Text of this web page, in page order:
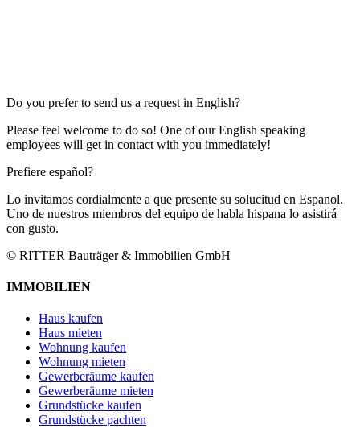
Do you prefer to send us a request in English?
Please feel welcome to do so! One of our English speaking
employees will get in contact with you immediately!
Prefiere español?
Lo invitamos cordialmente a que presente su solucitud en Espanol.
Uno de nuestros miembros del equipo de habla hispana lo asistirá
con gusto.
© RITTER Bauträger & Immobilien GmbH
IMMOBILIEN
Haus kaufen
Haus mieten
Wohnung kaufen
Wohnung mieten
Gewerberäume kaufen
Gewerberäume mieten
Grundstücke kaufen
Grundstücke pachten